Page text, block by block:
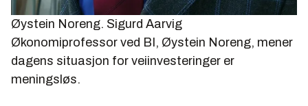
Øystein Noreng. Sigurd Aarvig
Økonomiprofessor ved BI, Øystein Noreng, mener
dagens situasjon for veiinvesteringer er
meningsløs.